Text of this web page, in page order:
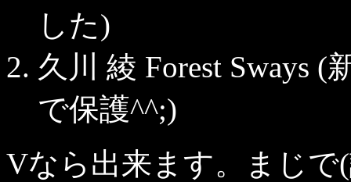
した)
久川 綾 Forest Sways
で保護^^;)
Vなら出来ます。まじで